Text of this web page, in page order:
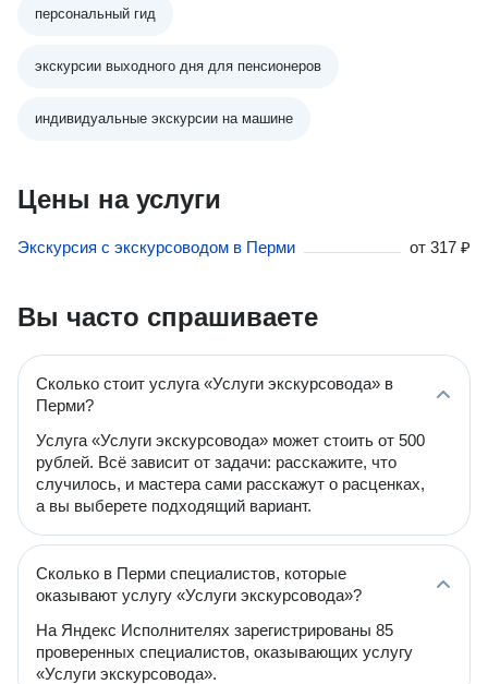
персональный гид
экскурсии выходного дня для пенсионеров
индивидуальные экскурсии на машине
Цены на услуги
Экскурсия с экскурсоводом в Перми от 317 ₽
Вы часто спрашиваете
Сколько стоит услуга «Услуги экскурсовода» в
Перми?
Услуга «Услуги экскурсовода» может стоить от 500
рублей. Всё зависит от задачи: расскажите, что
случилось, и мастера сами расскажут о расценках,
а вы выберете подходящий вариант.
Сколько в Перми специалистов, которые
оказывают услугу «Услуги экскурсовода»?
На Яндекс Исполнителях зарегистрированы 85
проверенных специалистов, оказывающих услугу
«Услуги экскурсовода».